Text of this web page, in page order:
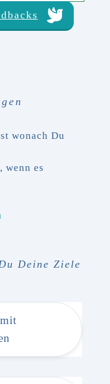
wonach Du
wenn es
Deine Ziele